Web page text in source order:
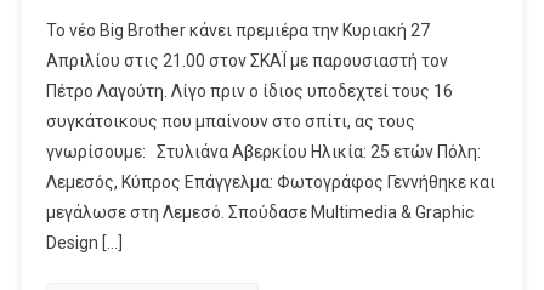
Τους
16
Συγκάτοικους
Την
Κυριακή
27
Το νέο Big Brother κάνει πρεμιέρα την Κυριακή 27
Απριλίου στις 21.00 στον ΣΚΑΪ με παρουσιαστή τον
Πέτρο Λαγούτη. Λίγο πριν ο ίδιος υποδεχτεί τους 16
συγκάτοικους που μπαίνουν στο σπίτι, ας τους
γνωρίσουμε: Στυλιάνα Αβερκίου Ηλικία: 25 ετών Πόλη:
Λεμεσός, Κύπρος Επάγγελμα: Φωτογράφος Γεννήθηκε και
μεγάλωσε στη Λεμεσό. Σπούδασε Multimedia & Graphic
Design […]